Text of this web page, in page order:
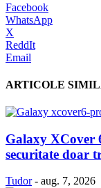
Facebook
WhatsApp
X
ReddIt
Email
ARTICOLE
Galaxy XCover
securitate doar
Tudor - aug. 7, 2026